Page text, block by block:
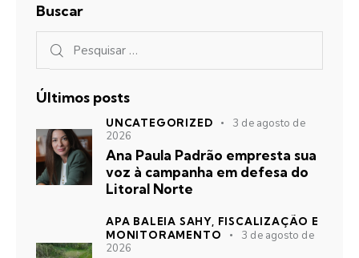
Buscar
Últimos posts
UNCATEGORIZED
3 de agosto de
2026
Ana Paula Padrão empresta sua
voz à campanha em defesa do
Litoral Norte
APA BALEIA SAHY, FISCALIZAÇÃO E
MONITORAMENTO
3 de agosto de
2026